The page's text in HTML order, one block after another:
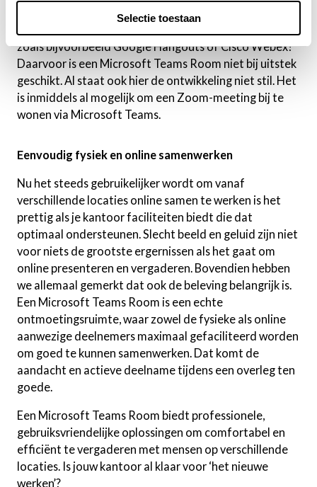
Selectie toestaan
Maak je veel gebruik van andere meetingplatforms
zoals bijvoorbeeld Google Hangouts of Cisco Webex?
Daarvoor is een Microsoft Teams Room niet bij uitstek
geschikt. Al staat ook hier de ontwikkeling niet stil. Het
is inmiddels al mogelijk om een Zoom-meeting bij te
wonen via Microsoft Teams.
Eenvoudig fysiek en online samenwerken
Nu het steeds gebruikelijker wordt om vanaf
verschillende locaties online samen te werken is het
prettig als je kantoor faciliteiten biedt die dat
optimaal ondersteunen. Slecht beeld en geluid zijn niet
voor niets de grootste ergernissen als het gaat om
online presenteren en vergaderen. Bovendien hebben
we allemaal gemerkt dat ook de beleving belangrijk is.
Een Microsoft Teams Room is een echte
ontmoetingsruimte, waar zowel de fysieke als online
aanwezige deelnemers maximaal gefaciliteerd worden
om goed te kunnen samenwerken. Dat komt de
aandacht en actieve deelname tijdens een overleg ten
goede.
Een Microsoft Teams Room biedt professionele,
gebruiksvriendelijke oplossingen om comfortabel en
efficiënt te vergaderen met mensen op verschillende
locaties. Is jouw kantoor al klaar voor ‘het nieuwe
werken’?